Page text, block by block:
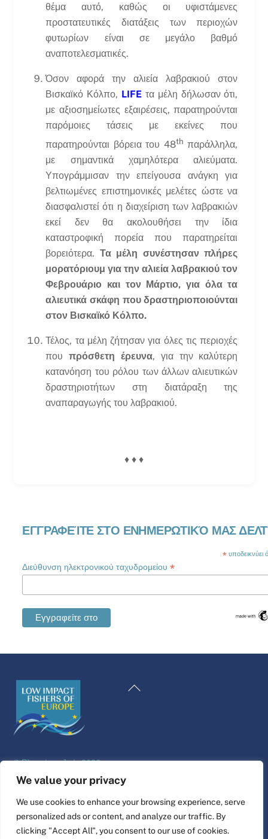
We value your privacy
We use cookies to enhance your browsing experience, serve
personalized ads or content, and analyze our traffic. By
clicking "Accept All", you consent to our use of cookies.
θέμα αυτό, καθώς οι υφιστάμενες
προστατευτικές διατάξεις των περιοχών
φυτωρίων είναι σε μεγάλο βαθμό
αναποτελεσματικές.
Όσον αφορά την αλιεία λαβρακιού στον
Βισκαϊκό Κόλπο, LIFEτα μέλη δήλωσαν ότι,
με αξιοσημείωτες εξαιρέσεις, παρατηρούνται
παρόμοιες τάσεις με εκείνες που
παρατηρούνται βόρεια του 48th παράλληλα,
με σημαντικά χαμηλότερα αλιεύματα.
Υπογράμμισαν την επείγουσα ανάγκη για
βελτιωμένες επιστημονικές μελέτες ώστε να
διασφαλιστεί ότι η διαχείριση των λαβρακιών
εκεί δεν θα ακολουθήσει την ίδια
καταστροφική πορεία που παρατηρείται
βορειότερα. Τα μέλη συνέστησαν πλήρες
μορατόριουμ για την αλιεία λαβρακιού τον
Φεβρουάριο και τον Μάρτιο, για όλα τα
αλιευτικά σκάφη που δραστηριοποιούνται
στον Βισκαϊκό Κόλπο.
Τέλος, τα μέλη ζήτησαν για όλες τις περιοχές
πουπρόσθετη έρευνα, για την καλύτερη
κατανόηση του ρόλου των άλλων αλιευτικών
δραστηριοτήτων στη διατάραξη της
αναπαραγωγής του λαβρακιού.
♦ ♦ ♦
ΕΓΓΡΑΦΕΊΤΕ ΣΤΟ ΕΝΗΜΕΡΩΤΙΚΌ ΜΑΣ
* υποδεικνύει
Διεύθυνση ηλεκτρονικού ταχυδρομείου*
Επιστροφή
©Πλατφόρμα ζωής2026
Σχεδιασμός και κατασκευή ιστοσελίδας από
Συνδέστε το
Croatian
Dutch
Swedish